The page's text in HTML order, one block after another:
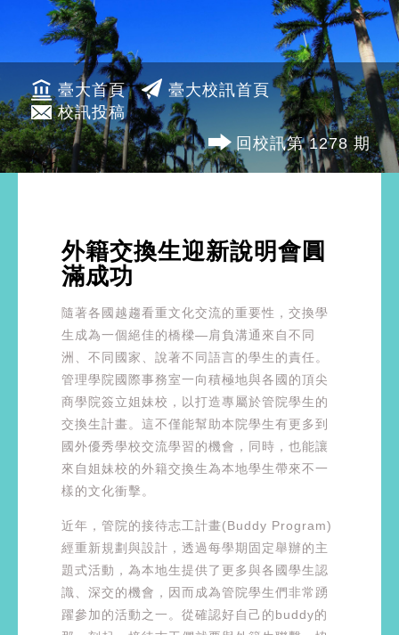
臺大首頁
臺大校訊首頁
校訊投稿
回校訊第 1278 期
外籍交換生迎新說明會圓
滿成功
隨著各國越趨看重文化交流的重要性，交換學
生成為一個絕佳的橋樑—肩負溝通來自不同
洲、不同國家、說著不同語言的學生的責任。
管理學院國際事務室一向積極地與各國的頂尖
商學院簽立姐妹校，以打造專屬於管院學生的
交換生計畫。這不僅能幫助本院學生有更多到
國外優秀學校交流學習的機會，同時，也能讓
來自姐妹校的外籍交換生為本地學生帶來不一
樣的文化衝擊。
近年，管院的接待志工計畫(Buddy Program)
經重新規劃與設計，透過每學期固定舉辦的主
題式活動，為本地生提供了更多與各國學生認
識、深交的機會，因而成為管院學生們非常踴
躍參加的活動之一。從確認好自己的buddy的